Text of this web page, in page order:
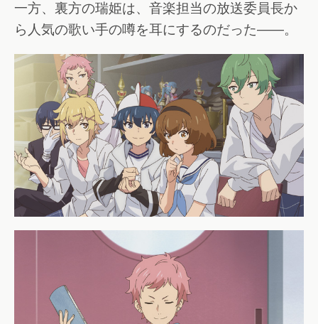
一方、裏方の瑞姫は、音楽担当の放送委員長か
ら人気の歌い手の噂を耳にするのだった――。